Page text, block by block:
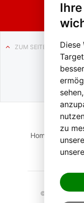
Diese
zu
ZUM SEITENANFANG
Home
© 2023